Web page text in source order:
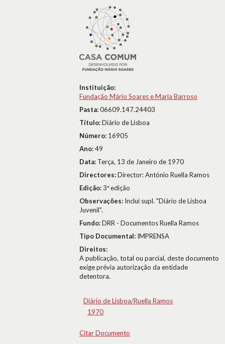
Instituição:
Fundação Mário Soares e Maria Barroso
Pasta:06609.147.24403
Título:Diário de Lisboa
Número: 16905
Ano:49
Data: Terça, 13 de Janeiro de 1970
Directores:Director: António Ruella Ramos
Edição:3ª edição
Observações: Inclui supl. "Diário de Lisboa
Juvenil".
Fundo:DRR - Documentos Ruella Ramos
Tipo Documental: IMPRENSA
Direitos:
A publicação, total ou parcial, deste documento
exige prévia autorização da entidade
detentora.
Diário de Lisboa/Ruella Ramos
1970
Citar Documento